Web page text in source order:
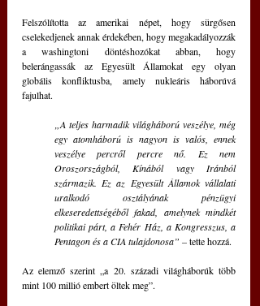
Felszólította az amerikai népet, hogy sürgősen
cselekedjenek annak érdekében, hogy megakadályozzák
a washingtoni döntéshozókat abban, hogy
belerángassák az Egyesült Államokat egy olyan
globális konfliktusba, amely nukleáris háborúvá
fajulhat.
„A teljes harmadik világháború veszélye, még
egy atomháború is nagyon is valós, ennek
veszélye percről percre nő. Ez nem
Oroszországból, Kínából vagy Iránból
származik. Ez az Egyesült Államok vállalati
uralkodó osztályának pénzügyi
elkeseredettségéből fakad, amelynek mindkét
politikai párt, a Fehér Ház, a Kongresszus, a
Pentagon és a CIA tulajdonosa” – tette hozzá.
Az elemző szerint „a 20. századi világháborúk több
mint 100 millió embert öltek meg”.